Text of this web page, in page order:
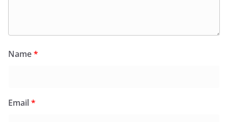
Name*
Email*